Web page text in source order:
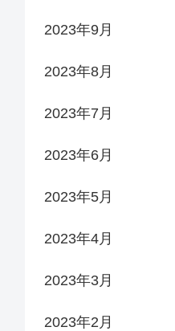
2023年9月
2023年8月
2023年7月
2023年6月
2023年5月
2023年4月
2023年3月
2023年2月